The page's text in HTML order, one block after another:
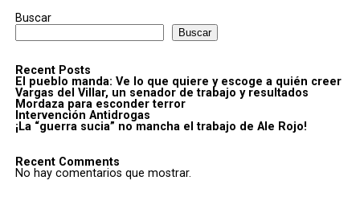
Buscar
Buscar
Recent Posts
El pueblo manda: Ve lo que quiere y escoge a quién creer
Vargas del Villar, un senador de trabajo y resultados
Mordaza para esconder terror
Intervención Antidrogas
¡La “guerra sucia” no mancha el trabajo de Ale Rojo!
Recent Comments
No hay comentarios que mostrar.